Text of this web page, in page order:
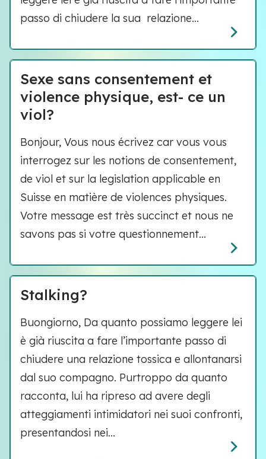
passo di chiudere la sua relazione...
Sexe sans consentement et
violence physique, est- ce un
viol?
Bonjour, Vous nous écrivez car vous vous
interrogez sur les notions de consentement,
de viol et sur la legislation applicable en
Suisse en matière de violences physiques.
Votre message est très succinct et nous ne
savons pas si votre questionnement...
Stalking?
Buongiorno, Da quanto possiamo leggere lei
è già riuscita a fare l’importante passo di
chiudere una relazione tossica e allontanarsi
dal suo compagno. Purtroppo da quanto
racconta, lui ha ripreso ad avere degli
atteggiamenti intimidatori nei suoi confronti,
presentandosi nei...